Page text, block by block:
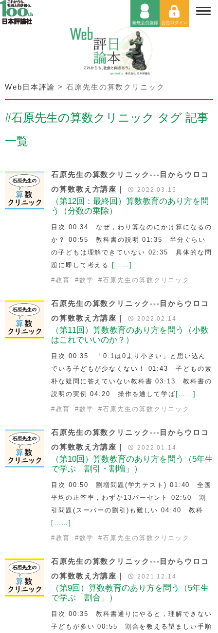
Web日本評論 >石原先生の算数クリニック
#石原先生の算数クリニック タグ 記事
一覧
石原先生の算数クリニック---目からウロコ
の算数教え方講座｜
2022.03.15
（第12回：最終回）算数教育のあり方を問
う（分数の乗除）
目次 00:34 なぜ，わり算なのにかけ算になるの
か？ 00:55 教科書の説明 01:35 半分ぐらい
の子どもは理解できていない 02:35 具体的な問
題に即して考える [……]
#教育 #数学 #石原先生の算数クリニック
石原先生の算数クリニック---目からウロコ
の算数教え方講座｜
2022.02.14
（第11回）算数教育のあり方を問う（小数
はこれでいいのか？）
目次 00:35 「0.1は0より小さい」と思い込ん
でいる子どもが少なくない！ 01:43 子どもの素
朴な疑問に答えていない教科書 03:13 教科書の
説明の実例 04:20 操作を通して学ば [……]
#教育 #数学 #石原先生の算数クリニック
石原先生の算数クリニック---目からウロコ
の算数教え方講座｜
2022.01.14
（第10回）算数教育のあり方を問う（5年生
で学ぶ「割引・割増」）
目次 00:50 割増問題(学力テスト) 01:40 全国
平均の正答率，わずか13パーセント 02:50 割
引問題(スーパーの割引)も難しい 04:40 教科
[……]
#教育 #数学 #石原先生の算数クリニック
石原先生の算数クリニック---目からウロコ
の算数教え方講座｜
2021.12.14
（第9回）算数教育のあり方を問う（5年生
で学ぶ「割合」）
目次 00:35 教科書通りにやると，理解できない
子どもが多い 00:55 割合を教える望ましい手順